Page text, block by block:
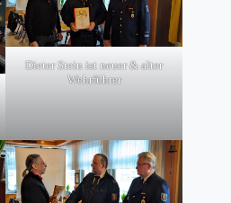
Dieter Stein ist neuer & alter
Wehrführer